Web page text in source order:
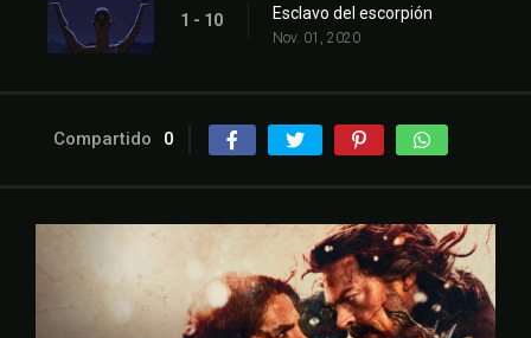
1 - 10 Esclavo del escorpión
Nov. 01, 2020
Compartido 0